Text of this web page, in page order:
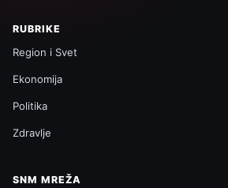
RUBRIKE
Region i Svet
Ekonomija
Politika
Zdravlje
SNM MREŽA